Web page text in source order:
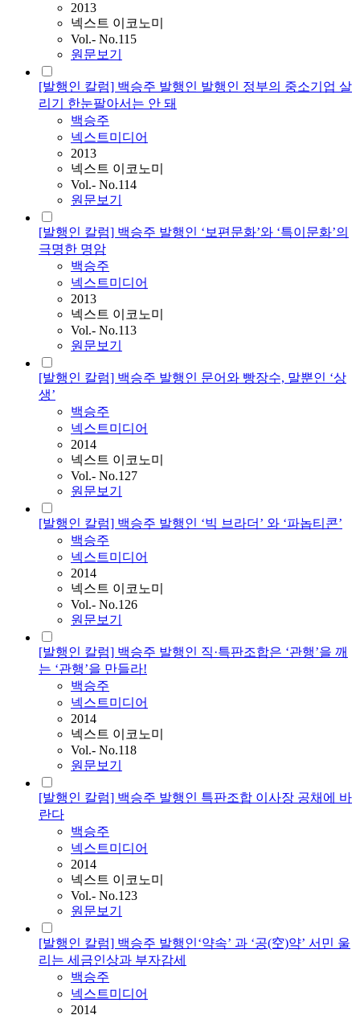
2013
넥스트 이코노미
Vol.- No.115
원문보기
[발행인 칼럼] 백승주 발행인 발행인 정부의 중소기업 살
리기 한눈팔아서는 안 돼
백승주
넥스트미디어
2013
넥스트 이코노미
Vol.- No.114
원문보기
[발행인 칼럼] 백승주 발행인 ‘보편문화’와 ‘특이문화’의
극명한 명암
백승주
넥스트미디어
2013
넥스트 이코노미
Vol.- No.113
원문보기
[발행인 칼럼] 백승주 발행인 문어와 빵장수, 말뿐인 ‘상
생’
백승주
넥스트미디어
2014
넥스트 이코노미
Vol.- No.127
원문보기
[발행인 칼럼] 백승주 발행인 ‘빅 브라더’ 와 ‘파놉티콘’
백승주
넥스트미디어
2014
넥스트 이코노미
Vol.- No.126
원문보기
[발행인 칼럼] 백승주 발행인 직·특판조합은 ‘관행’을 깨
는 ‘관행’을 만들라!
백승주
넥스트미디어
2014
넥스트 이코노미
Vol.- No.118
원문보기
[발행인 칼럼] 백승주 발행인 특판조합 이사장 공채에 바
란다
백승주
넥스트미디어
2014
넥스트 이코노미
Vol.- No.123
원문보기
[발행인 칼럼] 백승주 발행인‘약속’ 과 ‘공(空)약’ 서민 울
리는 세금인상과 부자감세
백승주
넥스트미디어
2014